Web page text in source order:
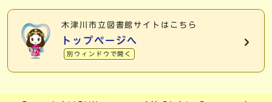
木津川市立図書館サイトはこちら
トップページへ
別ウィンドウで開く